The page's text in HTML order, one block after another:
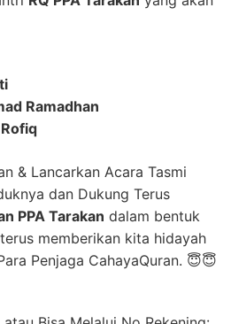
Ramadhan
& Lancarkan Acara Tasmi
dan Dukung Terus
PPA Tarakan dalam bentuk
memberikan kita hidayah
Penjaga CahayaQuran. 😇😇